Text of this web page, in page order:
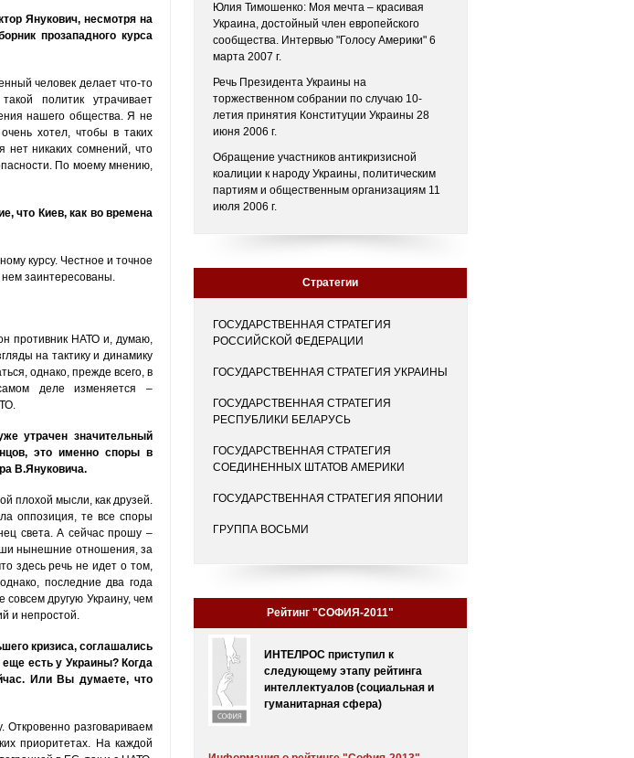
Янукович, несмотря на
прозападного курса
человек делает что-то
политик утрачивает
нашего общества. Я не
хотел, чтобы в таких
нет никаких сомнений, что
По моему мнению,
что Киев, как во времена
курсу. Честное и точное
заинтересованы.
противник НАТО и, думаю,
на тактику и динамику
однако, прежде всего, в
деле изменяется –
утрачен значительный
это именно споры в
В.Януковича.
плохой мысли, как друзей.
оппозиция, те все споры
света. А сейчас прошу –
нынешние отношения, за
здесь речь не идет о том,
последние два года
другую Украину, чем
и непростой.
кризиса, соглашались
есть у Украины? Когда
Или Вы думаете, что
разговариваем
приоритетах. На каждой
Юлия Тимошенко: Моя мечта – красивая
Украина, достойный член европейского
сообщества. Интервью "Голосу Америки" 6
марта 2007 г.
Речь Президента Украины на
торжественном собрании по случаю 10-
летия принятия Конституции Украины 28
июня 2006 г.
Обращение участников антикризисной
коалиции к народу Украины, политическим
партиям и общественным организациям 11
июля 2006 г.
Стратегии
ГОСУДАРСТВЕННАЯ СТРАТЕГИЯ
РОССИЙСКОЙ ФЕДЕРАЦИИ
ГОСУДАРСТВЕННАЯ СТРАТЕГИЯ УКРАИНЫ
ГОСУДАРСТВЕННАЯ СТРАТЕГИЯ
РЕСПУБЛИКИ БЕЛАРУСЬ
ГОСУДАРСТВЕННАЯ СТРАТЕГИЯ
СОЕДИНЕННЫХ ШТАТОВ АМЕРИКИ
ГОСУДАРСТВЕННАЯ СТРАТЕГИЯ ЯПОНИИ
ГРУППА ВОСЬМИ
Рейтинг "СОФИЯ-2011"
ИНТЕЛРОС приступил к
следующему этапу рейтинга
интеллектуалов (социальная и
гуманитарная сфера)